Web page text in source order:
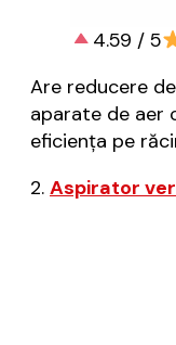
4.59 / 5
Are reducere
aparate de aer
eficiența pe
2. Aspirator